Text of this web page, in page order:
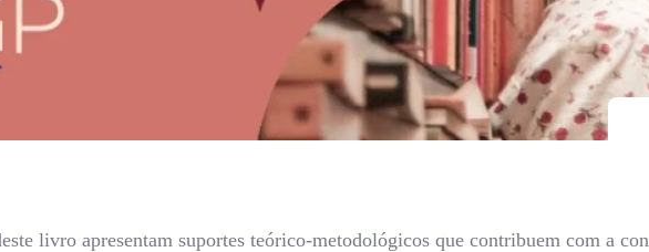
livro apresentam suportes teórico-metodológicos que contribuem com a